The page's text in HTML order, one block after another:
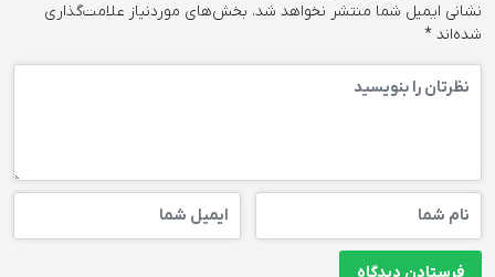
نشانی ایمیل شما منتشر نخواهد شد. بخش‌های موردنیاز علامت‌گذاری
شده‌اند *